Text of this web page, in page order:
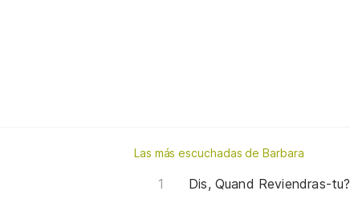
Las más escuchadas de Barbara
Dis, Quand Reviendras-tu?